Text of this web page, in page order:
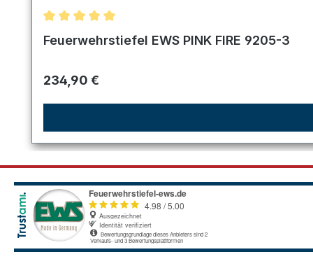
Durchschnittliche Bewertung von 5 von 5 Sternen
Feuerwehrstiefel EWS PINK FIRE 9205-3
Regulärer Preis:
234,90 €